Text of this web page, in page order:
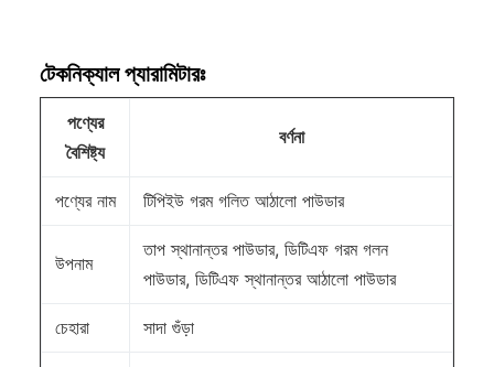
টেকনিক্যাল প্যারামিটারঃ
পণ্যের
বৈশিষ্ট্য
বর্ণনা
পণ্যের নাম টিপিইউ গরম গলিত আঠালো পাউডার
উপনাম
তাপ স্থানান্তর পাউডার, ডিটিএফ গরম গলন
পাউডার, ডিটিএফ স্থানান্তর আঠালো পাউডার
চেহারা সাদা গুঁড়া